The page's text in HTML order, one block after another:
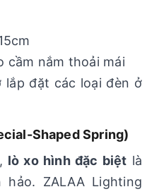
cầm nắm thoải mái
đặt các loại đèn ở
Shaped Spring)
lò xo hình đặc biệt là
ZALAA Lighting